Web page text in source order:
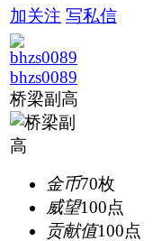
加关注 写私信
bhzs0089
桥梁副高
金币70枚
威望100点
贡献值100点